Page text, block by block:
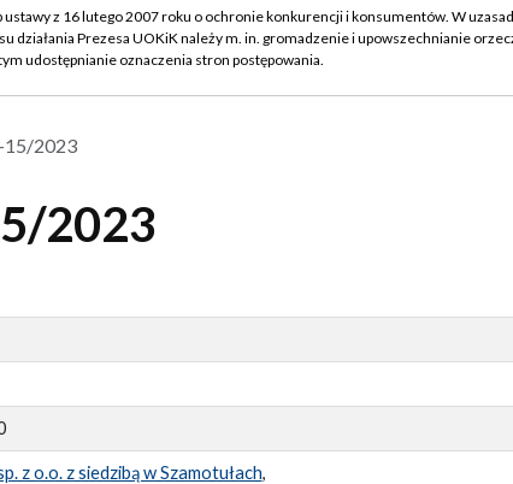
ustawy z 16 lutego 2007 roku o ochronie konkurencji i konsumentów. W
działania Prezesa UOKiK należy m. in. gromadzenie i upowszechnianie
udostępnianie oznaczenia stron postępowania.
15/2023
2023
z o.o. z siedzibą w Szamotułach,